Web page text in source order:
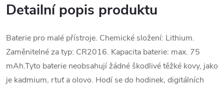
Detailní popis produktu
Baterie pro malé přístroje. Chemické složení: Lithium.
Zaměnitelné za typ: CR2016. Kapacita baterie: max. 75
mAh.Tyto baterie neobsahují žádné škodlivé těžké kovy, jako
je kadmium, rtuť a olovo. Hodí se do hodinek, digitálních